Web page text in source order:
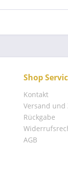
Shop
Kontakt
Versand
Rückgabe
AGB